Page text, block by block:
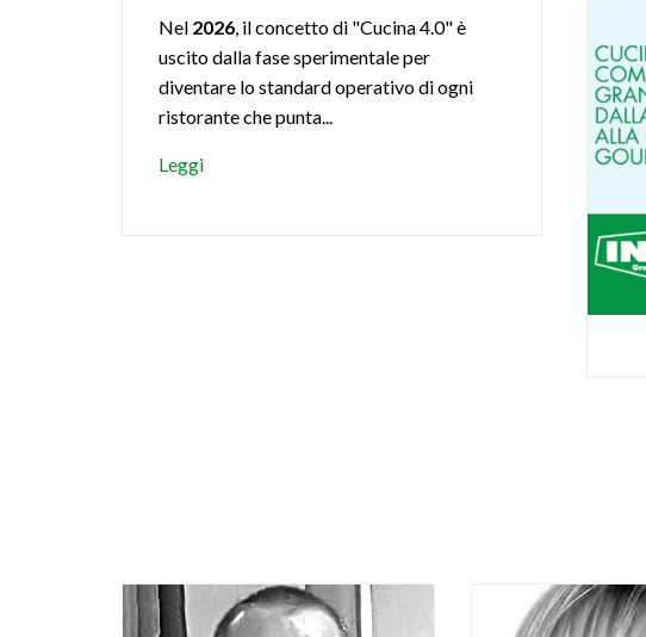
Nel 2026, il concetto di "Cucina 4.0" è
uscito dalla fase sperimentale per
diventare lo standard operativo di ogni
ristorante che punta...
Leggi